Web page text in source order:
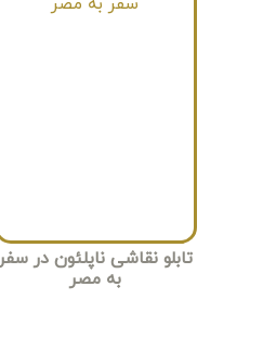
تابلو نقاشی ناپلئون در سفر
به مصر